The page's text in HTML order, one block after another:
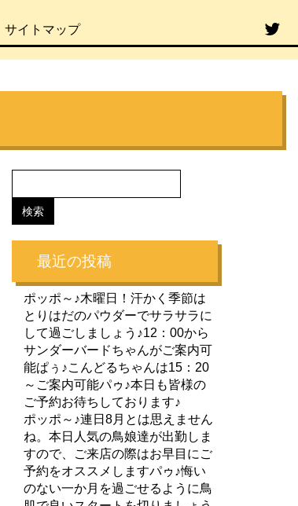
サイトマップ
最近の投稿
ポッポ～♪木曜日！汗かく季節は
とりはだのパウダーでサラサラに
して過ごしましょう♪12：00から
サンダーバードちゃんがご案内可
能ぱぅ♪こんどるちゃんは15：20
～ご案内可能パゥ♪本日も皆様の
ご予約お待ちしております♪
ポッポ～♪連日8月とは思えません
ね。本日人気の鳥娘達が出勤しま
すので、ご来店の際はお早目にご
予約をオススメしますパゥ♪悔い
のない一か月を過ごせるように鳥